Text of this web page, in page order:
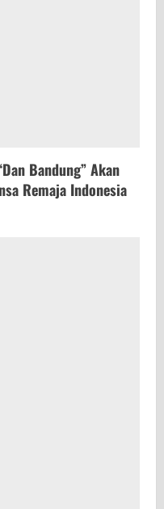
Bandung” Akan
Remaja Indonesia